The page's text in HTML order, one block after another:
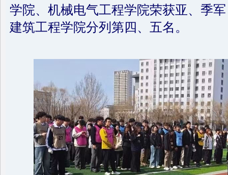
学院、机械电气工程学院荣获亚、季
建筑工程学院分列第四、五名。